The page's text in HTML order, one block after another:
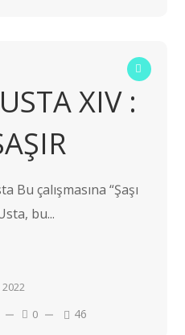
XIV :
çalışmasına “Şaşı
bu...
0 46